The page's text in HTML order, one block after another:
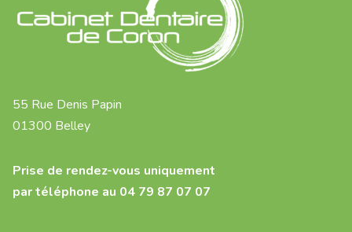
55 Rue Denis Papin
01300 Belley
Prise de rendez-vous uniquement
par téléphone au 04 79 87 07 07